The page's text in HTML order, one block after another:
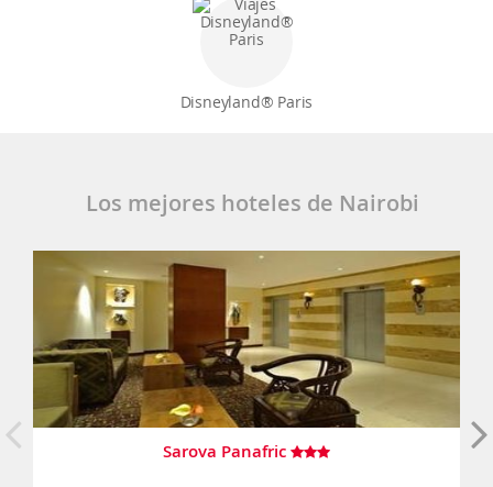
Disneyland® Paris
Los mejores hoteles de Nairobi
Sarova Panafric